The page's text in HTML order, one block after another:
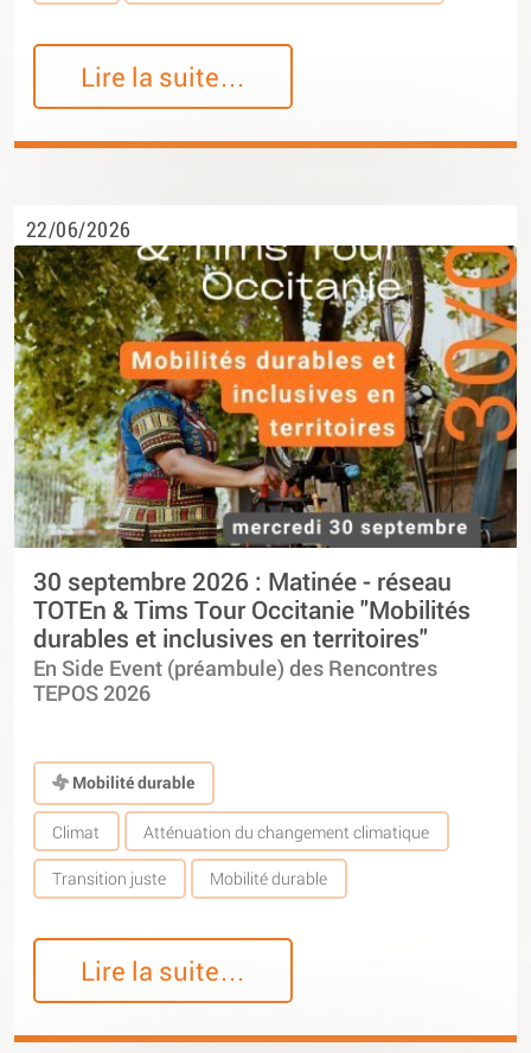
Lire la suite…
22/06/2026
30 septembre 2026 : Matinée - réseau
TOTEn & Tims Tour Occitanie "Mobilités
durables et inclusives en territoires"
En Side Event (préambule) des Rencontres
TEPOS 2026
Mobilité durable
Climat Atténuation du changement climatique
Transition juste Mobilité durable
Lire la suite…